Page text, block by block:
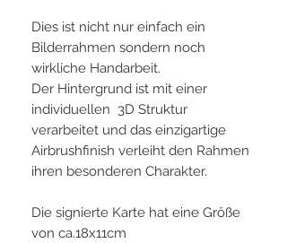
Dies ist nicht nur einfach ein
Bilderrahmen sondern noch
wirkliche Handarbeit.
Der Hintergrund ist mit einer
individuellen 3D Struktur
verarbeitet und das einzigartige
Airbrushfinish verleiht den Rahmen
ihren besonderen Charakter.
Die signierte Karte hat eine Größe
von ca.18x11cm